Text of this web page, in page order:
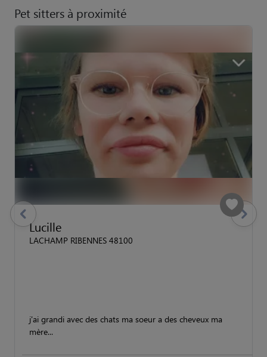
Pet sitters à proximité
Lucille
LACHAMP RIBENNES 48100
j'ai grandi avec des chats ma soeur a des cheveux ma
mère...
previous Suivant